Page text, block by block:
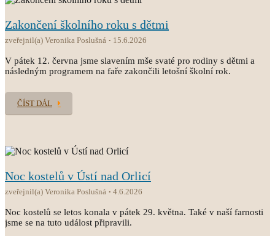
Zakončení školního roku s dětmi
zveřejnil(a) Veronika Poslušná 15.6.2026
V pátek 12. června jsme slavením mše svaté pro rodiny s dětmi a
následným programem na faře zakončili letošní školní rok.
ČÍST DÁL
Noc kostelů v Ústí nad Orlicí
zveřejnil(a) Veronika Poslušná 4.6.2026
Noc kostelů se letos konala v pátek 29. května. Také v naší farnosti
jsme se na tuto událost připravili.